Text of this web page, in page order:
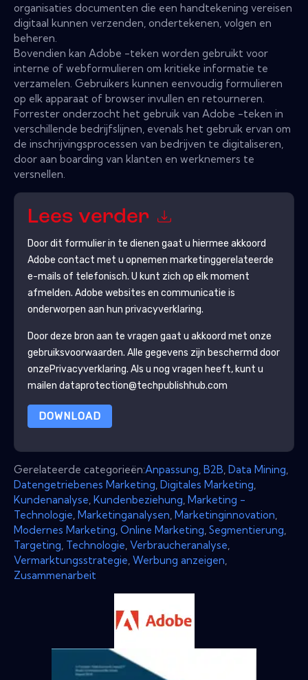
organisaties documenten die een handtekening vereisen
digitaal kunnen verzenden, ondertekenen, volgen en
beheren.
Bovendien kan Adobe -teken worden gebruikt voor
interne of webformulieren om kritieke informatie te
verzamelen. Gebruikers kunnen eenvoudig formulieren
op elk apparaat of browser invullen en retourneren.
Forrester onderzocht het gebruik van Adobe -teken in
verschillende bedrijfslijnen, evenals het gebruik ervan om
de inschrijvingsprocessen van bedrijven te digitaliseren,
door aan boarding van klanten en werknemers te
versnellen.
Lees verder
Door dit formulier in te dienen gaat u hiermee akkoord
Adobe contact met u opnemen marketinggerelateerde
e-mails of telefonisch. U kunt zich op elk moment
afmelden. Adobe websites en communicatie is
onderworpen aan hun privacyverklaring.
Door deze bron aan te vragen gaat u akkoord met onze
gebruiksvoorwaarden. Alle gegevens zijn beschermd door
onzePrivacyverklaring. Als u nog vragen heeft, kunt u
mailen dataprotection@techpublishhub.com
DOWNLOAD
Gerelateerde categorieën:Anpassung B2B Data Mining
Datengetriebenes Marketing Digitales Marketing
Kundenanalyse Kundenbeziehung Marketing -
Technologie Marketinganalysen Marketinginnovation
Modernes Marketing Online Marketing Segmentierung
Targeting Technologie Verbraucheranalyse
Vermarktungsstrategie Werbung anzeigen
Zusammenarbeit